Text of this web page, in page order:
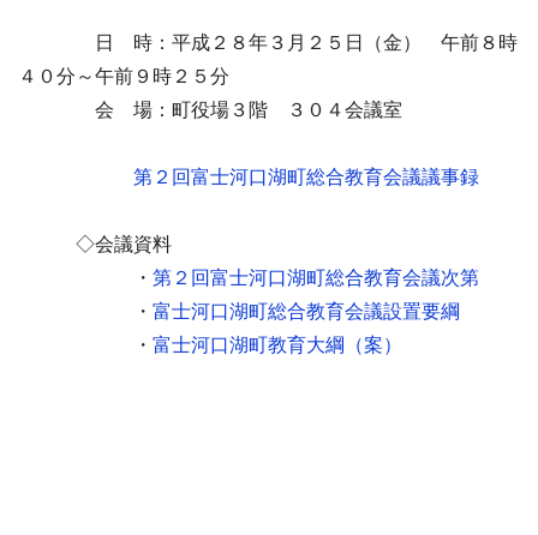
日 時：平成２８年３月２５日（金） 午前８時
４０分～午前９時２５分
会 場：町役場３階 ３０４会議室
第２回富士河口湖町総合教育会議議事録
◇会議資料
・ 第２回富士河口湖町総合教育会議次第
・ 富士河口湖町総合教育会議設置要綱
・ 富士河口湖町教育大綱（案）